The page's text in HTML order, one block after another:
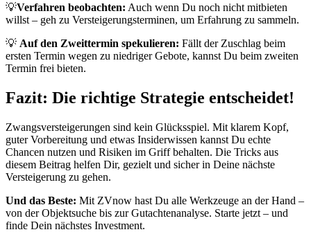
💡Verfahren beobachten: Auch wenn Du noch nicht mitbieten
willst – geh zu Versteigerungsterminen, um Erfahrung zu sammeln.
💡 Auf den Zweittermin spekulieren: Fällt der Zuschlag beim
ersten Termin wegen zu niedriger Gebote, kannst Du beim zweiten
Termin frei bieten.
Fazit: Die richtige Strategie entscheidet!
Zwangsversteigerungen sind kein Glücksspiel. Mit klarem Kopf,
guter Vorbereitung und etwas Insiderwissen kannst Du echte
Chancen nutzen und Risiken im Griff behalten. Die Tricks aus
diesem Beitrag helfen Dir, gezielt und sicher in Deine nächste
Versteigerung zu gehen.
Und das Beste: Mit ZVnow hast Du alle Werkzeuge an der Hand –
von der Objektsuche bis zur Gutachtenanalyse. Starte jetzt – und
finde Dein nächstes Investment.